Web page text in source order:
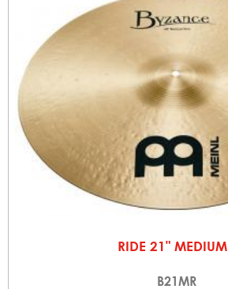
RIDE 21" MEDIUM
B21MR